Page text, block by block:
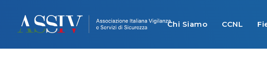
Chi Siamo CCNL